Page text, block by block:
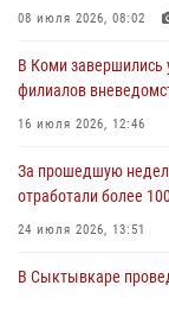
сотрудников
В Сыктывкаре
Дня Крещения Руси и
28 июля 2026, 13:32
08 июля 2026, 08:02
В Коми завершились
филиалов
16 июля 2026, 12:46
За прошедшую
отработали более
24 июля 2026, 13:51
В Сыктывкаре